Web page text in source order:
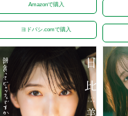
Amazonで購入
ヨドバシ.comで購入